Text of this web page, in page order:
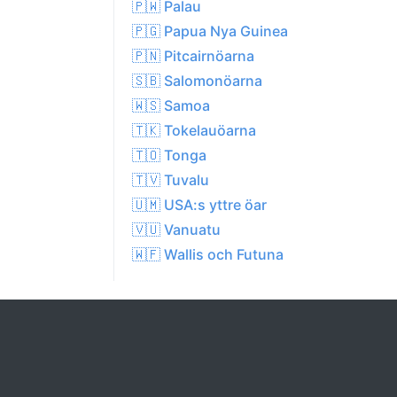
🇵🇼 Palau
🇵🇬 Papua Nya Guinea
🇵🇳 Pitcairnöarna
🇸🇧 Salomonöarna
🇼🇸 Samoa
🇹🇰 Tokelauöarna
🇹🇴 Tonga
🇹🇻 Tuvalu
🇺🇲 USA:s yttre öar
🇻🇺 Vanuatu
🇼🇫 Wallis och Futuna